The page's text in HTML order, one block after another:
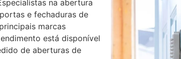
na abertura
e fechaduras de
marcas
está disponível
de aberturas de